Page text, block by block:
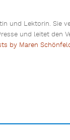
und Lektorin. Sie
und leitet den
by Maren